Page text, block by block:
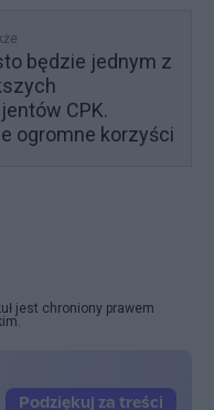
będzie jednym z
CPK.
ogromne korzyści
jest chroniony prawem